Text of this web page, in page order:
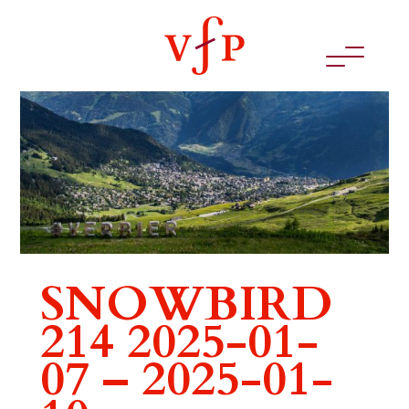
SNOWBIRD
214 2025-01-
07 – 2025-01-